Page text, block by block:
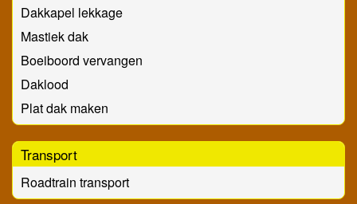
Dakkapel lekkage
Mastiek dak
Boeiboord vervangen
Daklood
Plat dak maken
Transport
Roadtrain transport